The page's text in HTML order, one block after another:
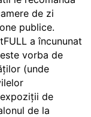
de zi
publice.
a încununat
vorba de
(unde
de
de la